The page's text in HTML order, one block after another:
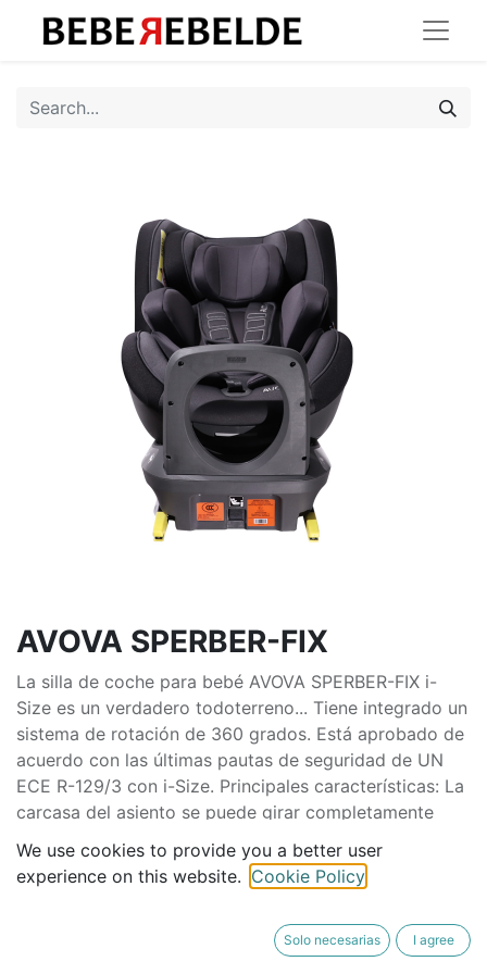
AVOVA SPERBER-FIX
La silla de coche para bebé AVOVA SPERBER-FIX i-
Size es un verdadero todoterreno... Tiene integrado un
sistema de rotación de 360 grados. Está aprobado de
acuerdo con las últimas pautas de seguridad de UN
ECE R-129/3 con i-Size. Principales características: La
carcasa del asiento se puede girar completamente
360 grados, es muy fácil de instalar y
extremadamente práctica de usar. Acceso conveniente
al asegurar a su hijo en el automóvil. • Cojín reductor
memory foam, suave como la seda de primera calidad
We use cookies to provide you a better user
experience on this website. Cookie Policy
Solo necesarias I agree